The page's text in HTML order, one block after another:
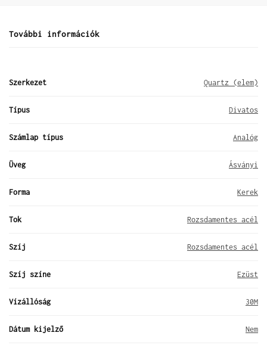
További információk
Szerkezet Quartz (elem)
Típus Divatos
Számlap típus Analóg
Üveg Ásványi
Forma Kerek
Tok Rozsdamentes acél
Szíj Rozsdamentes acél
Szíj színe Ezüst
Vízállóság 30M
Dátum kijelző Nem